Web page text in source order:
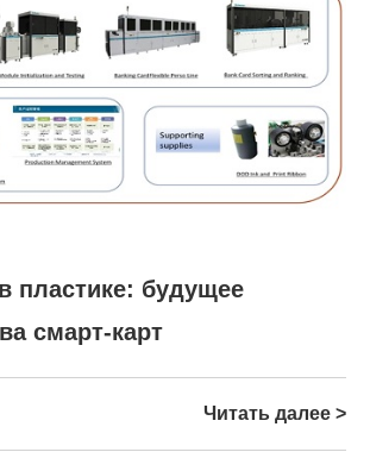
пластике: будущее
смарт-карт
Читать далее >